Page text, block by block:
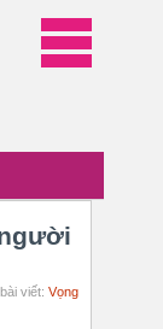
viết: Vọng